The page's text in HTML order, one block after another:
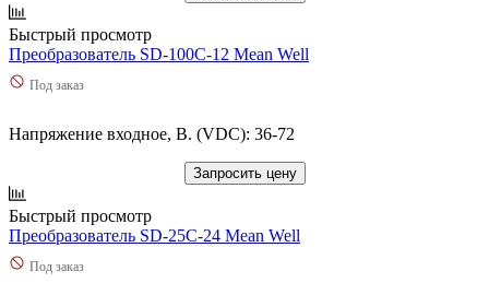
Быстрый просмотр
Преобразователь SD-100C-12 Mean Well
Под заказ
Напряжение входное, В. (VDC): 36-72
Запросить цену
Быстрый просмотр
Преобразователь SD-25C-24 Mean Well
Под заказ